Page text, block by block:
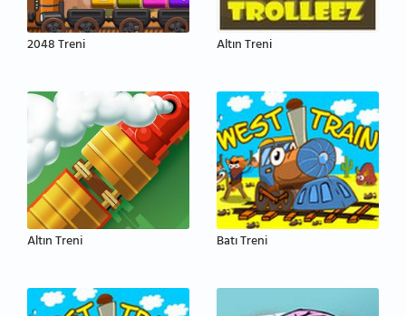
2048 Treni Altın Treni
Altın Treni Batı Treni